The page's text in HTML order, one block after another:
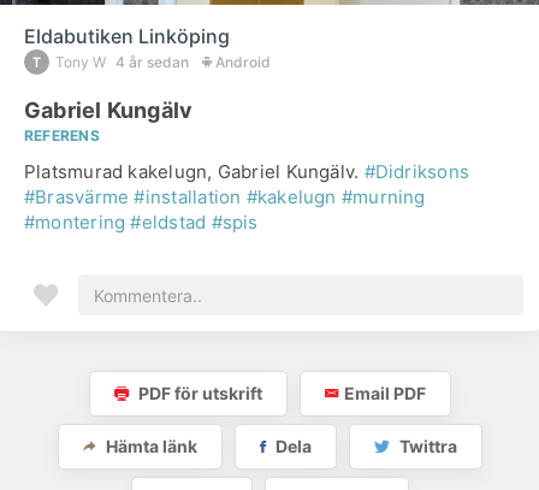
Eldabutiken Linköping
Tony W 4 år sedan Android
Gabriel Kungälv
REFERENS
Platsmurad kakelugn, Gabriel Kungälv. #Didriksons
#Brasvärme #installation #kakelugn #murning
#montering #eldstad #spis
PDF för utskrift Email PDF
Hämta länk Dela Twittra